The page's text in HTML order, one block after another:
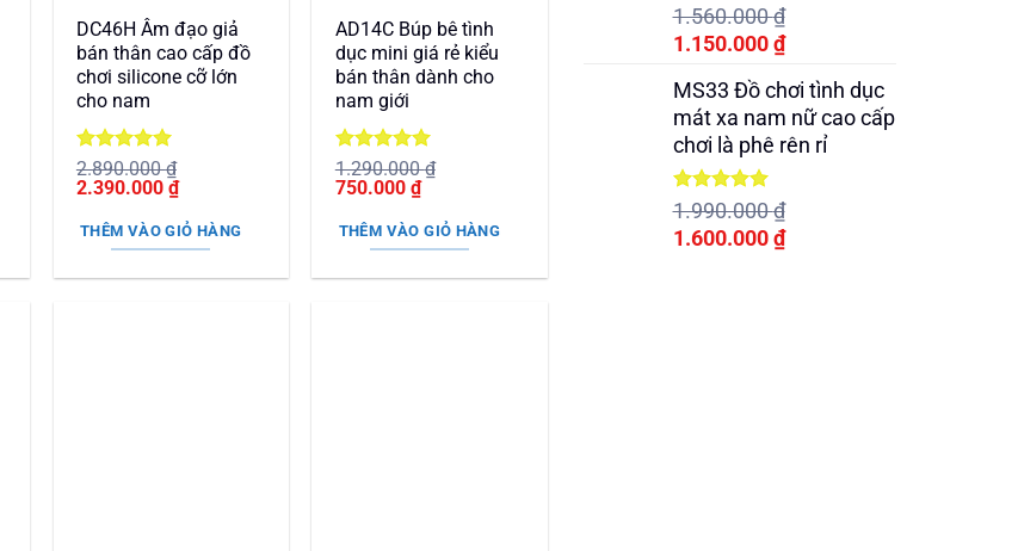
DC46H Âm đạo giả
bán thân cao cấp đồ
chơi silicone cỡ lớn
cho nam
Được xếp
hạng55
2.890.000₫
Giá
là:
2.890.000 ₫.
2.390.000 ₫Giá
hiện
tại
là:
THÊM VÀO GIỎ HÀNG
AD14C Búp bê tình
dục mini giá rẻ kiểu
bán thân dành cho
nam giới
Được xếp
hạng55
1.290.000₫
Giá
là:
1.290.000 ₫.
750.000 ₫Giá
hiện
tại
là:
THÊM VÀO GIỎ HÀNG
Được xếp
5 sao
1.560.000₫
Giá
là:
1.560.000 ₫.
1.150.000₫Giá
tại
là:
1.150.000 ₫.
MS33 Đồ chơi tình dục
mát xa nam nữ cao cấp
chơi là phê rên rỉ
Được xếp
5 sao
1.990.000₫
Giá
1.600.000₫Giá